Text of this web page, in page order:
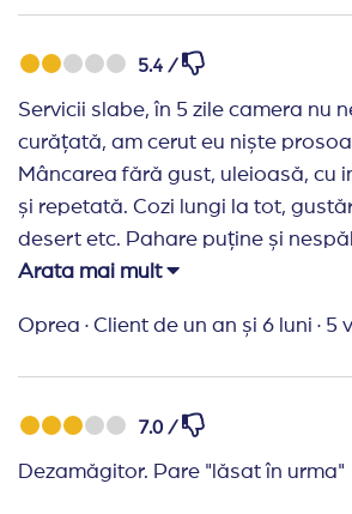
5.4 /
Servicii slabe, în 5 zile camera nu
curățată, am cerut eu niște
Mâncarea fără gust, uleioasă, cu
și repetată. Cozi lungi la tot,
desert etc. Pahare puține și
paharelor erau din plastic -
plângeau de vomă și diaree, ceea
Arata mai mult
Oprea · Client de un an și 6 luni · 5
7.0 /
Dezamăgitor. Pare "lăsat în urma"